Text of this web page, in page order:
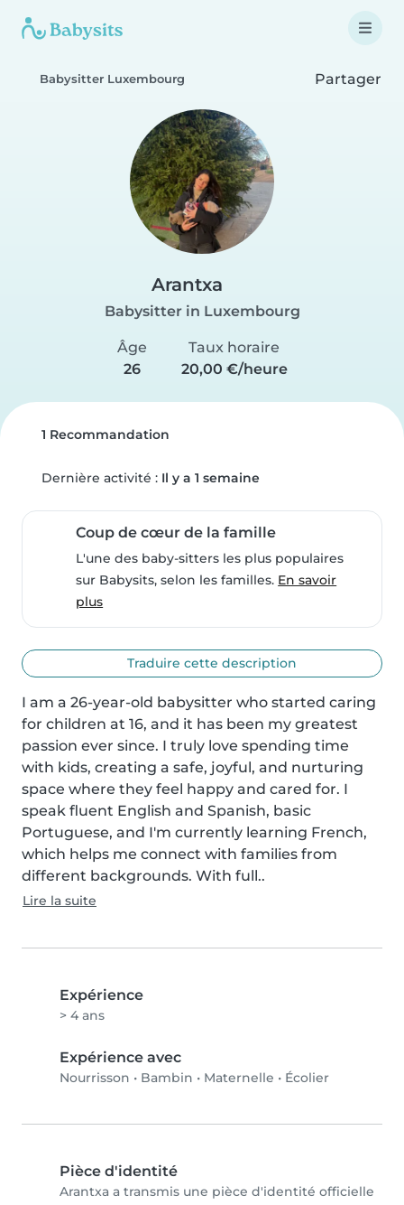
Babysitter Luxembourg Partager
Arantxa
Babysitter in Luxembourg
Âge
26
Taux horaire
20,00 €/heure
1 Recommandation
Dernière activité : Il y a 1 semaine
Coup de cœur de la famille
L'une des baby-sitters les plus populaires
sur Babysits, selon les familles. En savoir
plus
Traduire cette description
I am a 26-year-old babysitter who started caring
for children at 16, and it has been my greatest
passion ever since. I truly love spending time
with kids, creating a safe, joyful, and nurturing
space where they feel happy and cared for. I
speak fluent English and Spanish, basic
Portuguese, and I'm currently learning French,
which helps me connect with families from
different backgrounds. With full..
Lire la suite
Expérience
> 4 ans
Expérience avec
Nourrisson • Bambin • Maternelle • Écolier
Pièce d'identité
Arantxa a transmis une pièce d'identité officielle